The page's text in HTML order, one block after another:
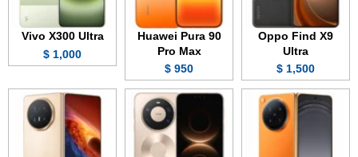
Oppo Find X9
Ultra
1,500 $
Huawei Pura 90
Pro Max
950 $
Vivo X300 Ultra
1,000 $